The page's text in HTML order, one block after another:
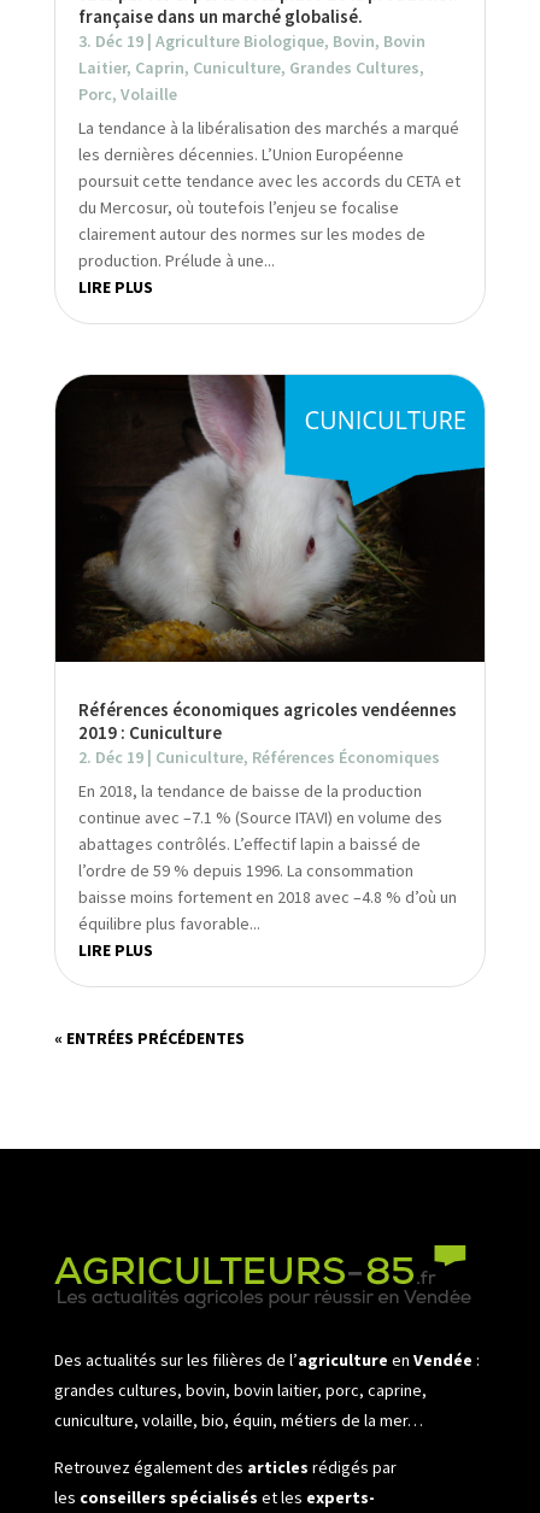
française dans un marché globalisé.
3. Déc 19| Agriculture Biologique, Bovin, Bovin
Laitier, Caprin, Cuniculture, Grandes Cultures,
Porc, Volaille
La tendance à la libéralisation des marchés a marqué
les dernières décennies. L’Union Européenne
poursuit cette tendance avec les accords du CETA et
du Mercosur, où toutefois l’enjeu se focalise
clairement autour des normes sur les modes de
production. Prélude à une...
LIRE PLUS
Références économiques agricoles vendéennes
2019 : Cuniculture
2. Déc 19| Cuniculture, Références Économiques
En 2018, la tendance de baisse de la production
continue avec –7.1 % (Source ITAVI) en volume des
abattages contrôlés. L’effectif lapin a baissé de
l’ordre de 59 % depuis 1996. La consommation
baisse moins fortement en 2018 avec –4.8 % d’où un
équilibre plus favorable...
LIRE PLUS
« ENTRÉES PRÉCÉDENTES
Des actualités sur les filières de l’agriculture en Vendée :
grandes cultures, bovin, bovin laitier, porc, caprine,
cuniculture, volaille, bio, équin, métiers de la mer…
Retrouvez également des articles rédigés par
les conseillers spécialisés et les experts-